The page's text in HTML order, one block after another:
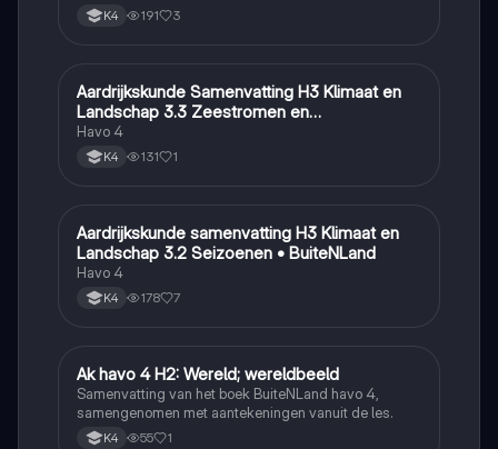
K4 191 3
Aardrijkskunde
Aardrijkskunde Samenvatting H3 Klimaat en
Landschap 3.3 Zeestromen en
Klimaatgebieden • BuiteNLand
Havo 4
K4 131 1
Aardrijkskunde
Aardrijkskunde samenvatting H3 Klimaat en
Landschap 3.2 Seizoenen • BuiteNLand
Havo 4
K4 178 7
Aardrijkskunde
Ak havo 4 H2: Wereld; wereldbeeld
Samenvatting van het boek BuiteNLand havo 4,
samengenomen met aantekeningen vanuit de les.
K4 55 1